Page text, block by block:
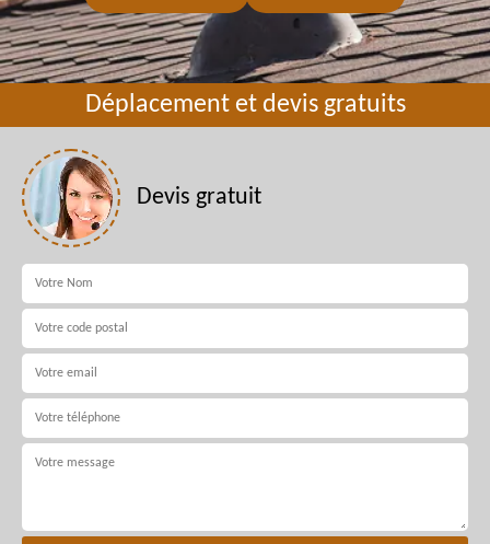
Déplacement et devis gratuits
Devis gratuit